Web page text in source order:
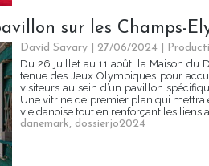
sur les Champs-
David Savary | 27/06/2024
Du 26 juillet au 11 août, la Maison du
tenue des Jeux Olympiques pour
visiteurs au sein d’un pavillon
Une vitrine de premier plan qui mettra
vie danoise tout en renforçant les liens
danemark, dossierjo2024